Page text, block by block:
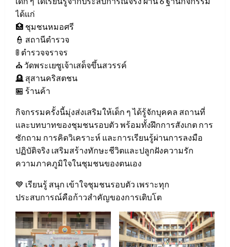
ได้แก่
🏥 ชุมชนหมอศรี
👮 สถานีตำรวจ
🚦 ตำรวจจราจร
⛪ วัดพระเยซูเจ้าเสด็จขึ้นสวรรค์
🪦 สุสานคริสตชน
🏪 ร้านค้า
กิจกรรมครั้งนี้มุ่งส่งเสริมให้เด็ก ๆ ได้รู้จักบุคคล สถานที่
และบทบาทของชุมชนรอบตัว พร้อมทั้งฝึกการสังเกต การ
ซักถาม การคิดวิเคราะห์ และการเรียนรู้ผ่านการลงมือ
ปฏิบัติจริง เสริมสร้างทักษะชีวิตและปลูกฝังความรัก
ความภาคภูมิใจในชุมชนของตนเอง
💙 เรียนรู้ สนุก เข้าใจชุมชนรอบตัว เพราะทุก
ประสบการณ์คือก้าวสำคัญของการเติบโต